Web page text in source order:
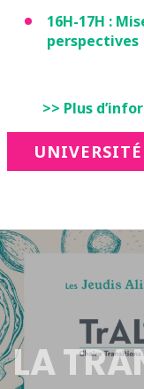
16H-17H :
perspectives
>> Plus
LA